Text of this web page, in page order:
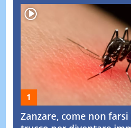
Zanzare, come non